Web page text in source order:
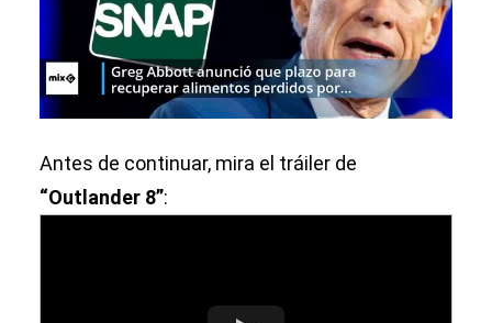
Antes de continuar, mira el tráiler de
“Outlander 8”: